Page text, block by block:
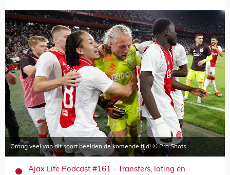
Graag veel van dit soort beelden de komende tijd! © Pro Shots
Ajax Life Podcast #161 - Transfers, loting en